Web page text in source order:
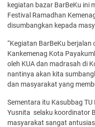
kegiatan bazar BarBeKu ini
Festival Ramadhan
disumbangkan kepada
“Kegiatan BarBeKu
Kankemenag Kota
oleh KUA dan madrasah di
nantinya akan kita
dan masyarakat yang
Sementara itu Kasubbag
Yusnita selaku koordinator
masyarakat sangat